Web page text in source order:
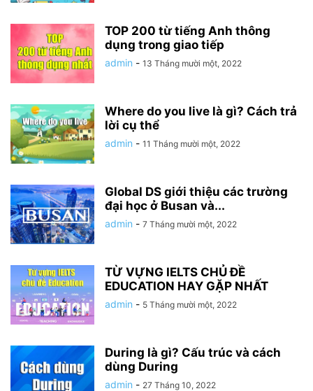
TOP 200 từ tiếng Anh thông
dụng trong giao tiếp
admin - 13 Tháng mười một, 2022
Where do you live là gì? Cách trả
lời cụ thể
admin - 11 Tháng mười một, 2022
Global DS giới thiệu các trường
đại học ở Busan và...
admin - 7 Tháng mười một, 2022
TỪ VỰNG IELTS CHỦ ĐỀ
EDUCATION HAY GẶP NHẤT
admin - 5 Tháng mười một, 2022
During là gì? Cấu trúc và cách
dùng During
admin - 27 Tháng 10, 2022